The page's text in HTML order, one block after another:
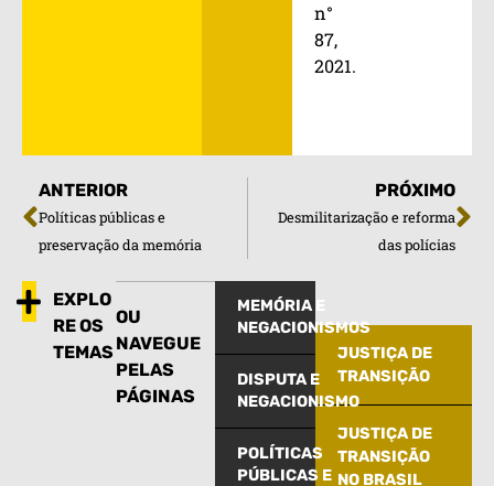
EXPLO
RE OS
TEMAS
OU
NAVEGUE
PELAS
PÁGINAS
MEMÓRIA E
NEGACIONISMOS
DISPUTA E
NEGACIONISMO
POLÍTICAS
PÚBLICAS E
JUSTIÇA DE
TRANSIÇÃO
JUSTIÇA DE
TRANSIÇÃO
NO BRASIL
n°
87,
2021.
ANTERIOR
Políticas públicas e
preservação da memória
PRÓXIMO
Desmilitarização e reforma
das polícias